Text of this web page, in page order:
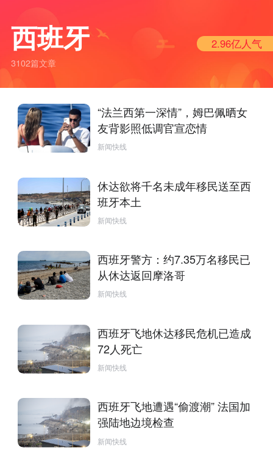
西班牙
3102篇文章
2.96亿人气
“法兰西第一深情”，姆巴佩晒女
友背影照低调官宣恋情
新闻快线
休达欲将千名未成年移民送至西
班牙本土
新闻快线
西班牙警方：约7.35万名移民已
从休达返回摩洛哥
新闻快线
西班牙飞地休达移民危机已造成
72人死亡
新闻快线
西班牙飞地遭遇“偷渡潮” 法国加
强陆地边境检查
新闻快线